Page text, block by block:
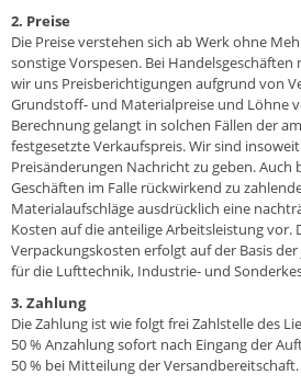
2. Preise
Die Preise verstehen sich ab Werk ohne
sonstige Vorspesen. Bei
wir uns Preisberichtigungen aufgrund von
Grundstoff- und Materialpreise und Löhne
Berechnung gelangt in solchen Fällen der
festgesetzte Verkaufspreis. Wir sind
Preisänderungen Nachricht zu geben. Auch
Geschäften im Falle rückwirkend zu
Materialaufschläge ausdrücklich eine
Kosten auf die anteilige Arbeitsleistung vor.
Verpackungskosten erfolgt auf der Basis
für die Lufttechnik, Industrie- und
3. Zahlung
Die Zahlung ist wie folgt frei Zahlstelle des
50 % Anzahlung sofort nach Eingang der
50 % bei Mitteilung der Versandbereitschaft.